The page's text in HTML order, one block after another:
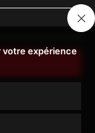
votre expérience